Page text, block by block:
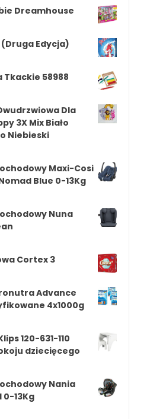
Dreamhouse
Edycja)
Tkackie 58988
Dla
3X Mix Biało
Niebieski
Maxi-Cosi
Blue 0-13Kg
Nuna
Cortex 3
Advance
4x1000g
120-631-110
dziecięcego
Nania
0-13Kg